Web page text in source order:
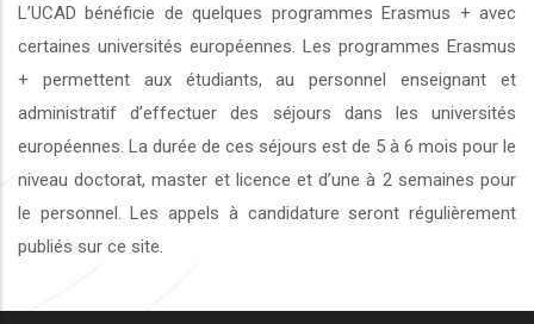
L’UCAD bénéficie de quelques programmes Erasmus + avec
certaines universités européennes. Les programmes Erasmus
+ permettent aux étudiants, au personnel enseignant et
administratif d’effectuer des séjours dans les universités
européennes. La durée de ces séjours est de 5 à 6 mois pour le
niveau doctorat, master et licence et d’une à 2 semaines pour
le personnel. Les appels à candidature seront régulièrement
publiés sur ce site.